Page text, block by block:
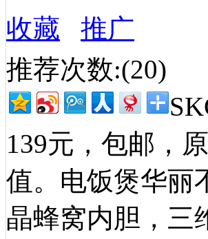
收藏
推广
推荐次数:(20)
139元，包邮，
值。电饭煲华丽
晶蜂窝内胆，三